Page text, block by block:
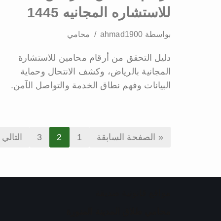
للاستشاره المجانيه 1445
بواسطة ahmad1900 محامي
دليل التحقق من أرقام محامين للاستشارة
المجانية بالرياض، وكشف الانتحال وحماية
البيانات وفهم نطاق الخدمة والتواصل الآمن.
« الصفحة السابقة 1
2
3